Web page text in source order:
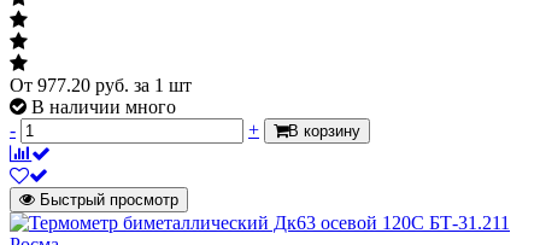
От 977.20 руб. за 1 шт
В наличии много
-
+ В корзину
Быстрый просмотр